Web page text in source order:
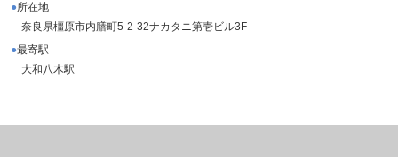
所在地
奈良県橿原市内膳町5-2-32ナカタニ第壱ビル3F
最寄駅
大和八木駅